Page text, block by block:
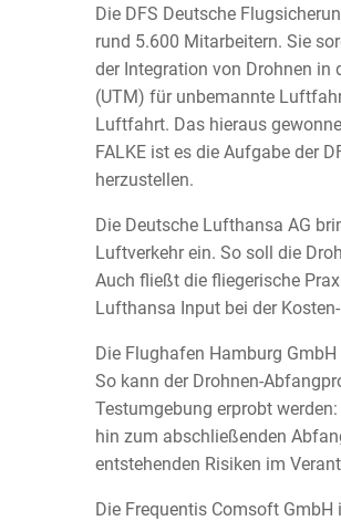
Die DFS Deutsche
rund 5.600 Mitarbeitern. Sie
der Integration von Drohnen in
(UTM) für unbemannte
Luftfahrt. Das hieraus
FALKE ist es die Aufgabe der
herzustellen.
Die Deutsche Lufthansa AG
Luftverkehr ein. So soll die
Auch fließt die fliegerische
Lufthansa Input bei der
Die Flughafen Hamburg
So kann der Drohnen-
Testumgebung erprobt
hin zum abschließenden
entstehenden Risiken im
Die Frequentis Comsoft